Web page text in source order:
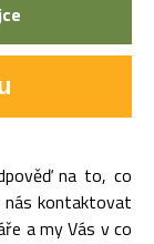
na to, co
nás kontaktovat
a my Vás v co